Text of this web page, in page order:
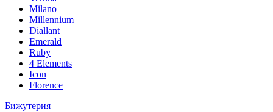
Milano
Millennium
Diallant
Emerald
Ruby
4 Elements
Icon
Florence
Бижутерия